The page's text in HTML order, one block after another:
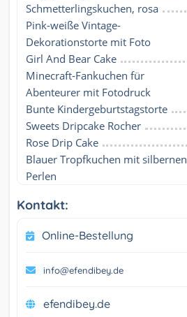
Schmetterlingskuchen, rosa
Pink-weiße Vintage-
Dekorationstorte mit Foto
Girl And Bear Cake
Minecraft-Fankuchen für
Abenteurer mit Fotodruck
Bunte Kindergeburtstagstorte
Sweets Dripcake Rocher
Rose Drip Cake
Blauer Tropfkuchen mit silbernen
Perlen
Kontakt:
Online-Bestellung
info@efendibey.de
efendibey.de